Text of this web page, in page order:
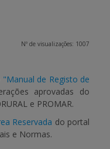
Nº de visualizações: 1007
"Manual de Registo de
aprovadas do
e PROMAR.
Reservada do portal
e Normas.